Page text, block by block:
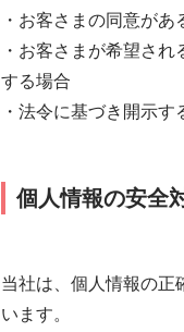
・お客さまの同意があ
・お客さまが希望さ
する場合
・法令に基づき開示
個人情報の安全
当社は、個人情報の正
います。